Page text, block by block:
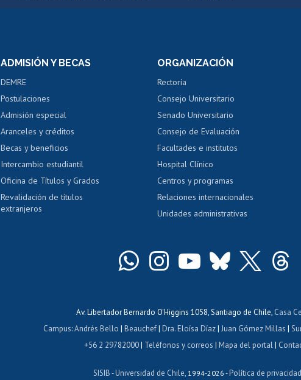
Consulta y certificado de notas
Servicio médico y dental
Pago de arancel y crédito alumnos
Pago de arancel y crédito exalumnos
Certificado de títulos y grados
Perfeccionamiento
Evaluación docente
Calificación académica
Postulación al AUCAI
ADMISIÓN Y BECAS
DEMRE
Postulaciones
Admisión especial
Aranceles y créditos
Becas y beneficios
Intercambio estudiantil
Oficina de Títulos y Grados
Revalidación de títulos
extranjeros
ORGANIZACIÓN
Rectoría
Consejo Universitario
Senado Universitario
Consejo de Evaluación
Facultades e institutos
Hospital Clínico
Centros y programas
Relaciones internacionales
Unidades administrativas
Av. Libertador Bernardo O'Higgins 1058, Santiago de Chile, Casa
Campus:Andrés Bello | Beauchef| Dra. Eloísa Díaz| Juan Gómez Millas |
+56 2 29782000| Teléfonos y correos |Mapa del portal|
SISIB -Universidad de Chile, 1994-2026 -Política de privacidad